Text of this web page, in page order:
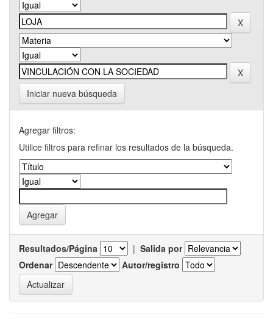
Iniciar nueva búsqueda
Agregar filtros:
Utilice filtros para refinar los resultados de la búsqueda.
Resultados/Página | Salida por
Ordenar
Autor/registro